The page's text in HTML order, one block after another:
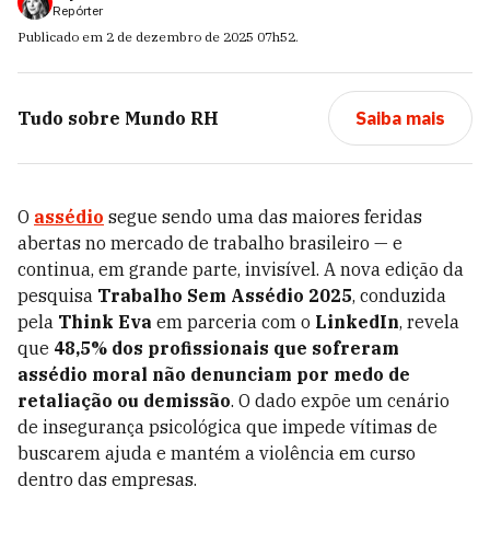
Repórter
Publicado em 2 de dezembro de 2025 07h52.
Tudo sobre Mundo RH Saiba mais
O assédio segue sendo uma das maiores feridas
abertas no mercado de trabalho brasileiro — e
continua, em grande parte, invisível. A nova edição da
pesquisa Trabalho Sem Assédio 2025, conduzida
pela Think Eva em parceria com o LinkedIn, revela
que 48,5% dos profissionais que sofreram
assédio moral não denunciam por medo de
retaliação ou demissão. O dado expõe um cenário
de insegurança psicológica que impede vítimas de
buscarem ajuda e mantém a violência em curso
dentro das empresas.